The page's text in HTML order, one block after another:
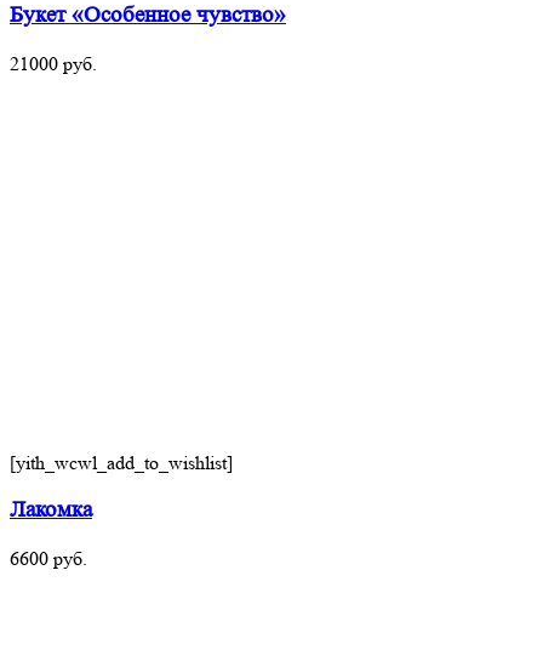
Букет «Особенное чувство»
21000 руб.
[yith_wcwl_add_to_wishlist]
Лакомка
6600 руб.